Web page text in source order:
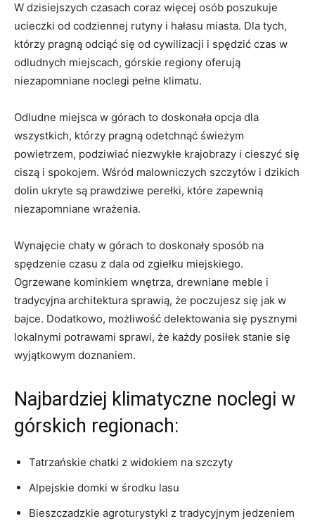
W​ dzisiejszych czasach coraz więcej osób​ poszukuje
ucieczki od codziennej rutyny i⁢ hałasu miasta. Dla tych,
którzy ⁣pragną odciąć się od‌ cywilizacji i⁤ spędzić czas w
odludnych ‌miejscach, górskie regiony‌ oferują
niezapomniane⁤ noclegi pełne​ klimatu.
Odludne miejsca‍ w górach ⁢to doskonała ‌opcja dla
wszystkich, którzy pragną odetchnąć świeżym ​
powietrzem,⁤ podziwiać⁤ niezwykłe krajobrazy i cieszyć się
ciszą i spokojem. ‍Wśród malowniczych ⁣szczytów i dzikich
dolin ukryte⁤ są prawdziwe perełki, które ‌zapewnią
niezapomniane wrażenia.
Wynajęcie chaty w ⁣górach to doskonały sposób na
spędzenie‍ czasu z dala od zgiełku miejskiego.⁤
Ogrzewane kominkiem wnętrza,⁢ drewniane meble i
tradycyjna architektura⁣ sprawią, że poczujesz się jak w
⁤bajce. ‌Dodatkowo, możliwość delektowania się ⁢pysznymi
⁢lokalnymi potrawami ⁣sprawi, ‌że każdy posiłek stanie ⁤się
wyjątkowym doznaniem.
Najbardziej klimatyczne noclegi w
górskich regionach:
Tatrzańskie​ chatki z widokiem na⁣ szczyty
Alpejskie domki w środku lasu
Bieszczadzkie agroturystyki z ‍tradycyjnym ⁤jedzeniem